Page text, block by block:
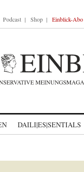
Podcast Shop Einblick-Abo
DAILI|ES|SENTIALS